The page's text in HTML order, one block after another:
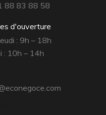
88 83 88 58
d'ouverture
: 9h – 18h
: 10h – 14h